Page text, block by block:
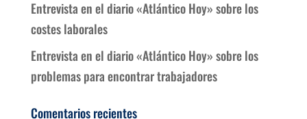
Entrevista en el diario «Atlántico Hoy» sobre los
costes laborales
Entrevista en el diario «Atlántico Hoy» sobre los
problemas para encontrar trabajadores
Comentarios recientes